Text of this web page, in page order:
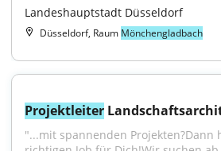
Landeshauptstadt Düsseldorf
Düsseldorf, Raum Mönchengladbach
Projektleiter
"...mit spannenden Projekten?Dann